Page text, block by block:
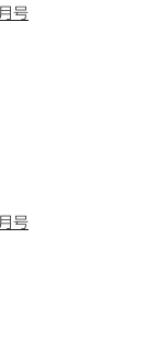
号
号